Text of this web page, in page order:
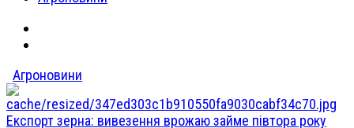
Агроновини
Експорт зерна: вивезення врожаю займе півтора року